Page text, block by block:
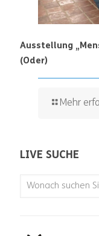
Ausstellung
(Oder)
Mehr
LIVE SUCHE